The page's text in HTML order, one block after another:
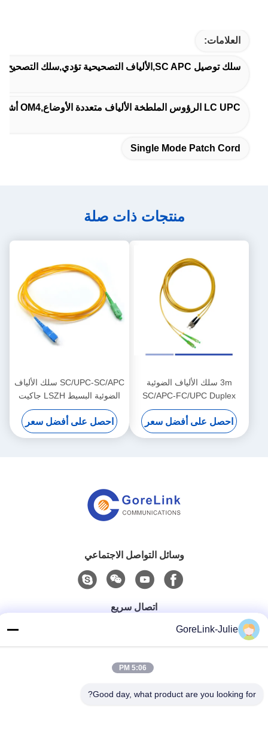
العلامات:
سلك توصيل SC APC,الألياف التصحيحية تؤدي,سلك التصحيح أحادي الوضع
LC UPC الرؤوس الملطخة الألياف متعددة الأوضاع,OM4 أشرطة الألياف المتعددة الأوضاع,الألياف المدرعة المقاومة للقوارض
Single Mode Patch Cord
منتجات ذات صلة
3m سلك الألياف الضوئية
SC/APC-FC/UPC Duplex
LSZH كابلات التصحيح ذات
الوضع الواحد السرعة العالية
احصل على أفضل سعر
SC/UPC-SC/APC سلك الألياف
الضوئية البسيط LSZH جاكيت
2mm Single Mode Fiber
Jumpers
احصل على أفضل سعر
وسائل التواصل الاجتماعي
اتصال سريع
الهاتف
86-755-89320995
sales@gorelink.com
GoreLink-Julie
5:06 PM
Good day, what product are you looking for?